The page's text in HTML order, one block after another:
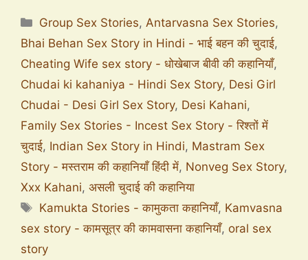
Group Sex Stories,Antarvasna Sex Stories,
Bhai Behan Sex Story in Hindi - भाई बहन की चुदाई,
Cheating Wife sex story - धोखेबाज बीवी की कहानियाँ,
Chudai ki kahaniya - Hindi Sex Story, Desi Girl
Chudai - Desi Girl Sex Story, Desi Kahani,
Family Sex Stories - Incest Sex Story - रिश्तों में
चुदाई, Indian Sex Story in Hindi, Mastram Sex
Story - मस्तराम की कहानियाँ हिंदी में, Nonveg Sex Story,
Xxx Kahani, असली चुदाई की कहानिया
Kamukta Stories - कामुकता कहानियाँ, Kamvasna
sex story - कामसूत्र की कामवासना कहानियाँ, oral sex
story